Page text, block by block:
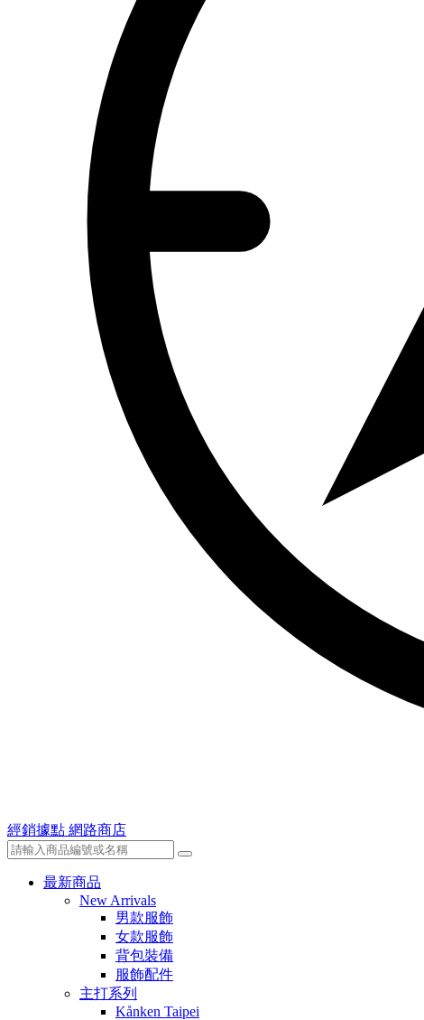
經銷據點 網路商店
最新商品
New Arrivals
男款服飾
女款服飾
背包裝備
服飾配件
主打系列
Kånken Taipei